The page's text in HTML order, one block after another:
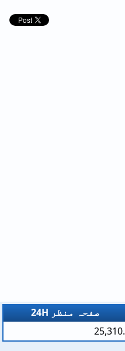
24H صفحہ منظر
25,310.